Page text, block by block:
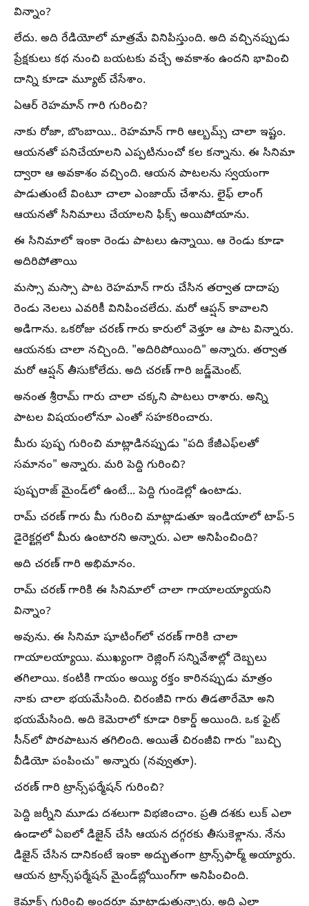
విన్నాం?
లేదు. అది రేడియోలో మాత్రమే వినిపిస్తుంది. అది వచ్చినప్పుడు
ప్రేక్షకులు కథ నుంచి బయటకు వచ్చే అవకాశం ఉందని భావించి
దాన్ని కూడా మ్యూట్ చేసేశాం.
ఏఆర్ రెహమాన్ గారి గురించి?
నాకు రోజా, బొంబాయి.. రెహమాన్ గారి ఆల్బమ్స్ చాలా ఇష్టం.
ఆయనతో పనిచేయాలని ఎప్పటినుంచో కల కన్నాను. ఈ సినిమా
ద్వారా ఆ అవకాశం వచ్చింది. ఆయన పాటలను స్వయంగా
పాడుతుంటే వింటూ చాలా ఎంజాయ్ చేశాను. లైఫ్ లాంగ్
ఆయనతో సినిమాలు చేయాలని ఫిక్స్ అయిపోయాను.
ఈ సినిమాలో ఇంకా రెండు పాటలు ఉన్నాయి. ఆ రెండు కూడా
అదిరిపోతాయి
మస్సా మస్సా పాట రెహమాన్ గారు చేసిన తర్వాత దాదాపు
రెండు నెలలు ఎవరికీ వినిపించలేదు. మరో ఆప్షన్ కావాలని
అడిగాను. ఒకరోజు చరణ్ గారు కారులో వెళ్తూ ఆ పాట విన్నారు.
ఆయనకు చాలా నచ్చింది. "అదిరిపోయింది" అన్నారు. తర్వాత
మరో ఆప్షన్ తీసుకోలేదు. అది చరణ్ గారి జడ్జ్‌మెంట్.
అనంత శ్రీరామ్ గారు చాలా చక్కని పాటలు రాశారు. అన్ని
పాటల విషయంలోనూ ఎంతో సహకరించారు.
మీరు పుష్ప గురించి మాట్లాడినప్పుడు "పది కేజీఎఫ్‌లతో
సమానం" అన్నారు. మరి పెద్ది గురించి?
పుష్పరాజ్ మైండ్‌లో ఉంటే... పెద్ది గుండెల్లో ఉంటాడు.
రామ్ చరణ్ గారు మీ గురించి మాట్లాడుతూ ఇండియాలో టాప్-5
డైరెక్టర్లలో మీరు ఉంటారని అన్నారు. ఎలా అనిపించింది?
అది చరణ్ గారి అభిమానం.
రామ్ చరణ్ గారికి ఈ సినిమాలో చాలా గాయాలయ్యాయని
విన్నాం?
అవును. ఈ సినిమా షూటింగ్‌లో చరణ్ గారికి చాలా
గాయాలయ్యాయి. ముఖ్యంగా రెజ్లింగ్ సన్నివేశాల్లో దెబ్బలు
తగిలాయి. కంటికి గాయం అయ్యి రక్తం కారినప్పుడు మాత్రం
నాకు చాలా భయమేసింది. చిరంజీవి గారు తిడతారేమో అని
భయమేసింది. అది కెమెరాలో కూడా రికార్డ్ అయింది. ఒక ఫైట్
సీన్‌లో పొరపాటున తగిలింది. అయితే చిరంజీవి గారు "బుచ్చి
వీడియో పంపించు" అన్నారు (నవ్వుతూ).
చరణ్ గారి ట్రాన్స్‌ఫర్మేషన్ గురించి?
పెద్ది జర్నీని మూడు దశలుగా విభజించాం. ప్రతి దశకు లుక్ ఎలా
ఉండాలో ఏఐలో డిజైన్ చేసి ఆయన దగ్గరకు తీసుకెళ్లాను. నేను
డిజైన్ చేసిన దానికంటే ఇంకా అద్భుతంగా ట్రాన్స్‌ఫార్మ్ అయ్యారు.
ఆయన ట్రాన్స్‌ఫర్మేషన్ మైండ్‌బ్లోయింగ్‌గా అనిపించింది.